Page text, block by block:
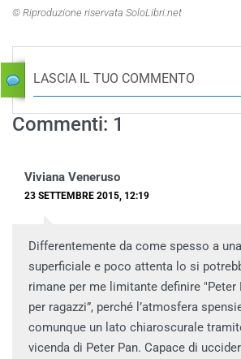
© Riproduzione riservata SoloLibri.net
LASCIA IL TUO COMMENTO
Commenti: 1
Viviana Veneruso
23 SETTEMBRE 2015, 12:19
Differentemente da come spesso a
superficiale e poco attenta lo si
rimane per me limitante definire "Peter
per ragazzi”, perché l’atmosfera
comunque un lato chiaroscurale
vicenda di Peter Pan. Capace di